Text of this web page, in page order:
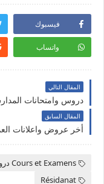
فيسبوك
واتساب
المقال التالي
المقال السابق
Cours et Examens دروس وامتحانات
Résidanat